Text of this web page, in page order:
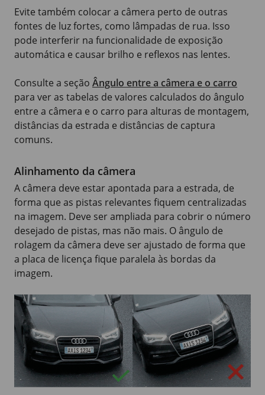
Evite também colocar a câmera perto de outras
fontes de luz fortes, como lâmpadas de rua. Isso
pode interferir na funcionalidade de exposição
automática e causar brilho e reflexos nas lentes.
Consulte a seção Ângulo entre a câmera e o carro
para ver as tabelas de valores calculados do ângulo
entre a câmera e o carro para alturas de montagem,
distâncias da estrada e distâncias de captura
comuns.
Alinhamento da câmera
A câmera deve estar apontada para a estrada, de
forma que as pistas relevantes fiquem centralizadas
na imagem. Deve ser ampliada para cobrir o número
desejado de pistas, mas não mais. O ângulo de
rolagem da câmera deve ser ajustado de forma que
a placa de licença fique paralela às bordas da
imagem.